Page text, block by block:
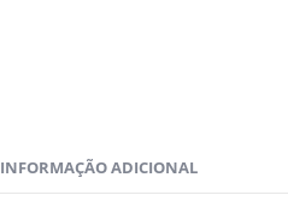
INFORMAÇÃO ADICIONAL